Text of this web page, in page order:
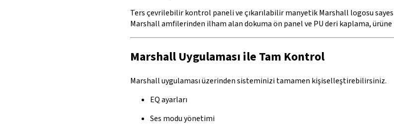
Ters çevrilebilir kontrol paneli ve çıkarılabilir manyetik Marshall logosu
Marshall amfilerinden ilham alan dokuma ön panel ve PU deri kaplama,
Marshall Uygulaması ile Tam Kontrol
Marshall uygulaması üzerinden sisteminizi tamamen kişiselleştirebilirsiniz.
EQ ayarları
Ses modu yönetimi